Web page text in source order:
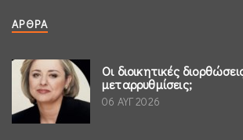
ΆΡΘΡΑ
Οι διοικητικές
μεταρρυθμίσεις;
06 ΑΥΓ 2026